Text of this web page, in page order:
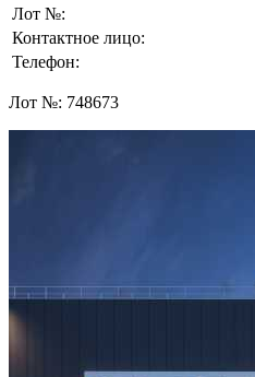
Лот №:
Контактное лицо:
Телефон:
Лот №: 748673